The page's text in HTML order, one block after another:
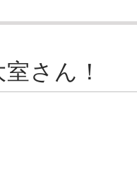
さん！